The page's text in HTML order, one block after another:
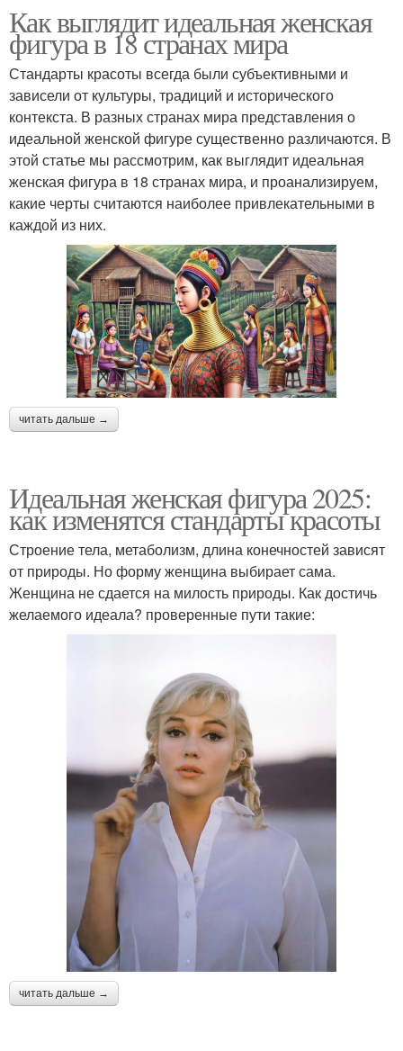
Как выглядит идеальная женская
фигура в 18 странах мира
Стандарты красоты всегда были субъективными и
зависели от культуры, традиций и исторического
контекста. В разных странах мира представления о
идеальной женской фигуре существенно различаются. В
этой статье мы рассмотрим, как выглядит идеальная
женская фигура в 18 странах мира, и проанализируем,
какие черты считаются наиболее привлекательными в
каждой из них.
читать дальше →
Идеальная женская фигура 2025:
как изменятся стандарты красоты
Строение тела, метаболизм, длина конечностей зависят
от природы. Но форму женщина выбирает сама.
Женщина не сдается на милость природы. Как достичь
желаемого идеала? проверенные пути такие:
читать дальше →